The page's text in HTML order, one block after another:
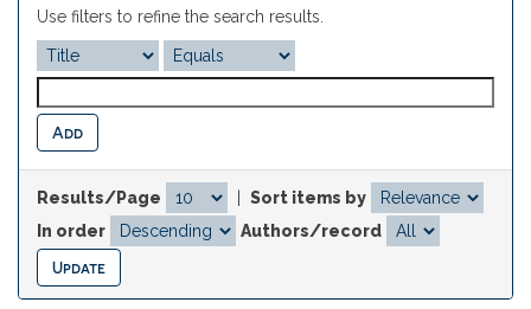
Use filters to refine the search results.
Results/Page
Sort items by
In order
Authors/record